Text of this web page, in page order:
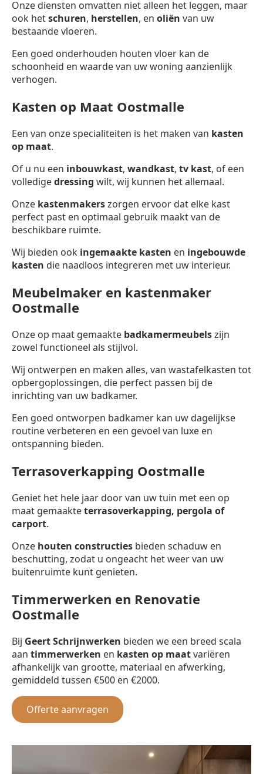
Onze diensten omvatten niet alleen het leggen, maar
ook hetschuren, herstellen, en oliën van uw
bestaande vloeren.
Een goed onderhouden houten vloer kan de
schoonheid en waarde van uw woning aanzienlijk
verhogen.
Kasten op Maat Oostmalle
Een van onze specialiteiten is het maken van kasten
op maat.
Of u nu een inbouwkast, wandkast, tv kast, of een
volledigedressing wilt, wij kunnen het allemaal.
Onze kastenmakerszorgen ervoor dat elke kast
perfect past en optimaal gebruik maakt van de
beschikbare ruimte.
Wij bieden ook ingemaakte kasten en ingebouwde
kasten die naadloos integreren met uw interieur.
Meubelmaker en kastenmaker
Oostmalle
Onze op maat gemaakte badkamermeubelszijn
zowel functioneel als stijlvol.
Wij ontwerpen en maken alles, van wastafelkasten tot
opbergoplossingen, die perfect passen bij de
inrichting van uw badkamer.
Een goed ontworpen badkamer kan uw dagelijkse
routine verbeteren en een gevoel van luxe en
ontspanning bieden.
Terrasoverkapping Oostmalle
Geniet het hele jaar door van uw tuin met een op
maat gemaakteterrasoverkapping, pergola of
carport.
Onze houten constructies bieden schaduw en
beschutting, zodat u ongeacht het weer van uw
buitenruimte kunt genieten.
Timmerwerken en Renovatie
Oostmalle
Bij Geert Schrijnwerken bieden we een breed scala
aan timmerwerken en kasten op maatvariëren
afhankelijk van grootte, materiaal en afwerking,
gemiddeld tussen €500 en €2000.
Offerte aanvragen